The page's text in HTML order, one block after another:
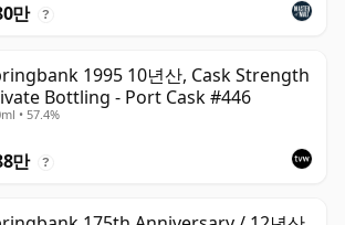
만 ?
1995 10년산, Cask Strength
Bottling - Port Cask #446
• 57.4%
만 ?